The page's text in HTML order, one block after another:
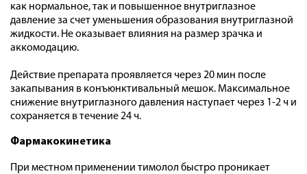
как нормальное, так и повышенное внутриглазное
давление за счет уменьшения образования внутриглазной
жидкости. Не оказывает влияния на размер зрачка и
аккомодацию.
Действие препарата проявляется через 20 мин после
закапывания в конъюнктивальный мешок. Максимальное
снижение внутриглазного давления наступает через 1-2 ч и
сохраняется в течение 24 ч.
Фармакокинетика
При местном применении тимолол быстро проникает